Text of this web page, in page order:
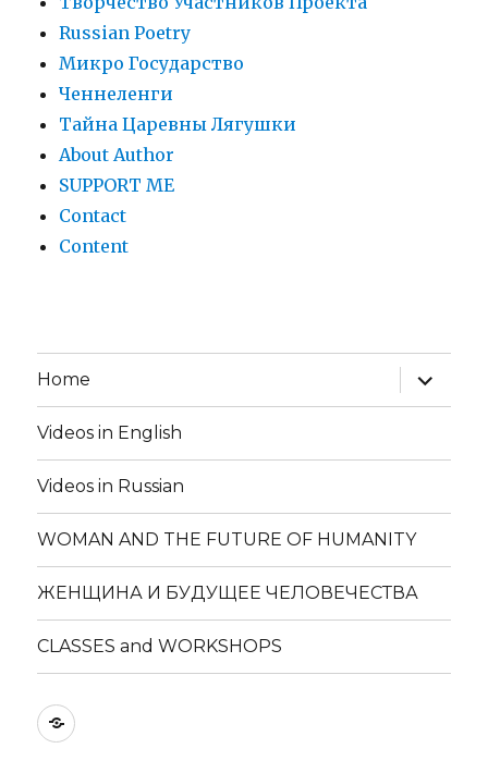
Russian Poetry
Микро Государство
Ченнеленги
Тайна Царевны Лягушки
About Author
SUPPORT ME
Contact
Content
Home
expand
child
menu
Videos in English
Videos in Russian
WOMAN AND THE FUTURE OF HUMANITY
ЖЕНЩИНА И БУДУЩЕЕ ЧЕЛОВЕЧЕСТВА
CLASSES and WORKSHOPS
Book